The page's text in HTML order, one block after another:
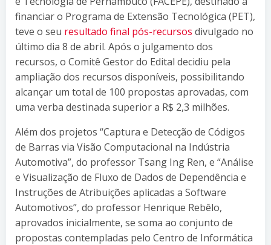
financiar o Programa de Extensão Tecnológica (PET),
teve o seu resultado final pós-recursos divulgado no
último dia 8 de abril. Após o julgamento dos
recursos, o Comitê Gestor do Edital decidiu pela
ampliação dos recursos disponíveis, possibilitando
alcançar um total de 100 propostas aprovadas, com
uma verba destinada superior a R$ 2,3 milhões.
Além dos projetos “Captura e Detecção de Códigos
de Barras via Visão Computacional na Indústria
Automotiva”, do professor Tsang Ing Ren, e “Análise
e Visualização de Fluxo de Dados de Dependência e
Instruções de Atribuições aplicadas a Software
Automotivos”, do professor Henrique Rebêlo,
aprovados inicialmente, se soma ao conjunto de
propostas contempladas pelo Centro de Informática